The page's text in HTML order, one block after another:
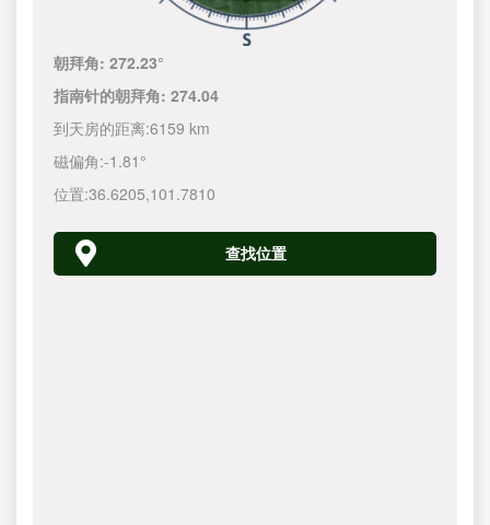
朝拜角:272.23°
指南针的朝拜角:274.04
到天房的距离:6159 km
磁偏角:-1.81°
位置:36.6205,101.7810
查找位置